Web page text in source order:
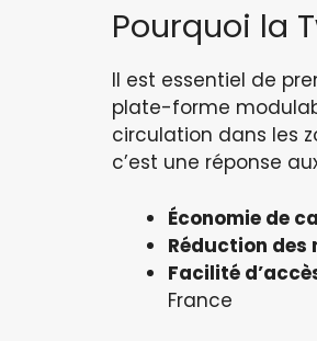
Pourquoi la
Il est essentiel de
plate-forme
circulation dans les
c’est une réponse
Économie de
Réduction des
Facilité
France